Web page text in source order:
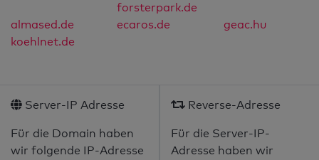
forsterpark.de
almased.de ecaros.de
geac.hu
koehlnet.de
Server-IP Adresse
Für die Domain haben
wir folgende IP-Adresse
Reverse-Adresse
Für die Server-IP-
Adresse haben wir